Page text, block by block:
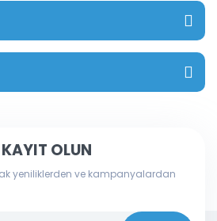
OLUN
yeniliklerden ve kampanyalardan